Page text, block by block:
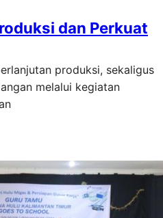
dan Perkuat
produksi, sekaligus
melalui kegiatan